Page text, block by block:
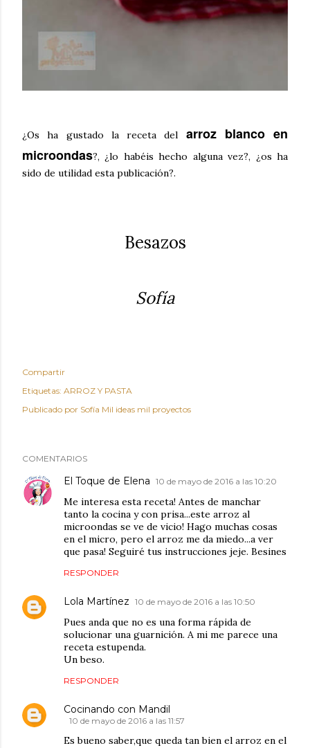
¿Os ha gustado la receta del arroz blanco en
microondas?, ¿lo habéis hecho alguna vez?, ¿os ha
sido de utilidad esta publicación?.
Besazos
Sofía
Compartir
Etiquetas: ARROZ Y PASTA
Publicado por Sofía Mil ideas mil proyectos
COMENTARIOS
El Toque de Elena 10 de mayo de 2016 a las 10:20
Me interesa esta receta! Antes de manchar
tanto la cocina y con prisa...este arroz al
microondas se ve de vicio! Hago muchas cosas
en el micro, pero el arroz me da miedo...a ver
que pasa! Seguiré tus instrucciones jeje. Besines
RESPONDER
Lola Martínez 10 de mayo de 2016 a las 10:50
Pues anda que no es una forma rápida de
solucionar una guarnición. A mi me parece una
receta estupenda.
Un beso.
RESPONDER
Cocinando con Mandil
10 de mayo de 2016 a las 11:57
Es bueno saber,que queda tan bien el arroz en el